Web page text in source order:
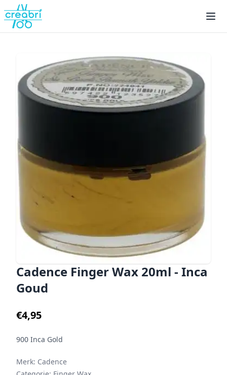
Cadence Finger Wax 20ml - Inca
Goud
€4,95
900 Inca Gold
Merk: Cadence